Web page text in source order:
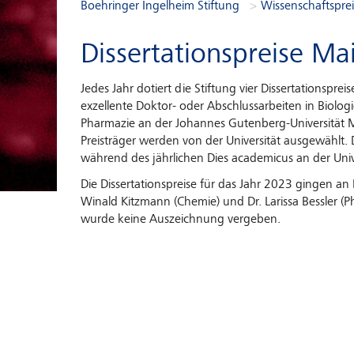
You are here:
Boehringer Ingelheim Stiftung
Dissertationspreise
Jedes Jahr dotiert die Stiftung vier
exzellente Doktor- oder Abschlussarbeiten in
Pharmazie an der Johannes Gutenberg-Universität
Preisträger werden von der Universität ausgewählt.
während des jährlichen Dies academicus an der
Die Dissertationspreise für das Jahr 2023 gingen an
Winald Kitzmann (Chemie) und Dr. Larissa Bessler
wurde keine Auszeichnung vergeben.